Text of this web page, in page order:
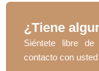
¿Tiene
Siéntete libre de
contacto con